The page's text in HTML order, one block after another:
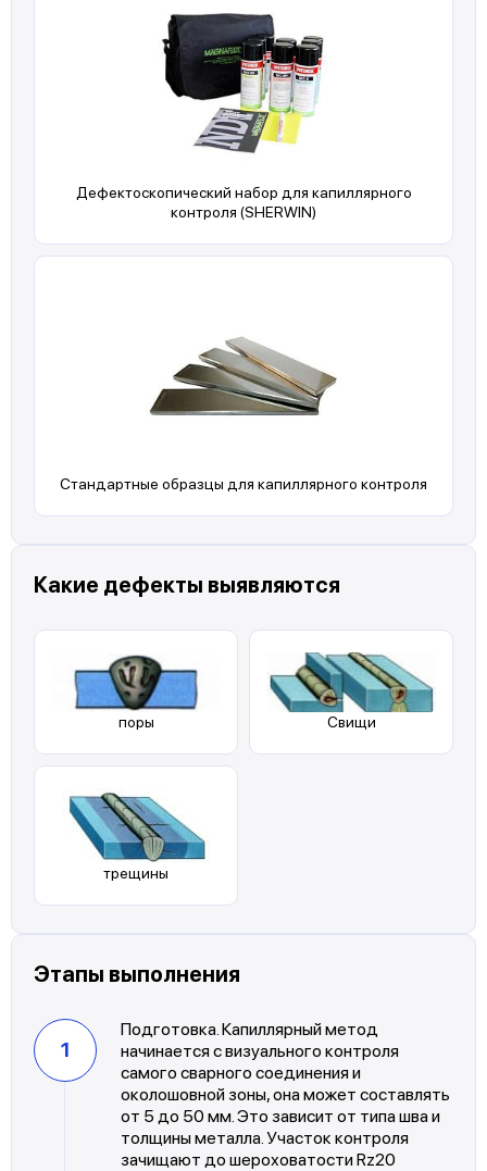
Дефектоскопический набор для капиллярного
контроля (SHERWIN)
Стандартные образцы для капиллярного контроля
Какие дефекты выявляются
поры Свищи
трещины
Этапы выполнения
Подготовка. Капиллярный метод
начинается с визуального контроля
самого сварного соединения и
околошовной зоны, она может составлять
от 5 до 50 мм. Это зависит от типа шва и
толщины металла. Участок контроля
зачищают до шероховатости Rz20